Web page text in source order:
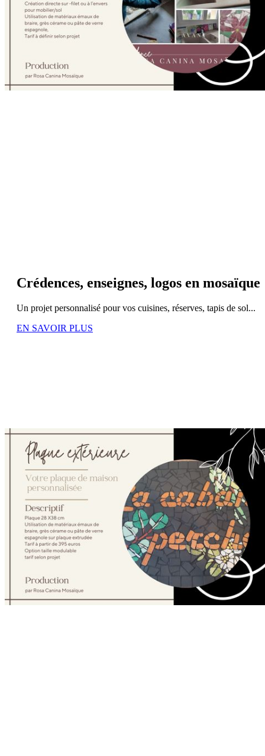
Crédences, enseignes, logos en mosaïque
Un projet personnalisé pour vos cuisines, réserves, tapis de sol...
EN SAVOIR PLUS